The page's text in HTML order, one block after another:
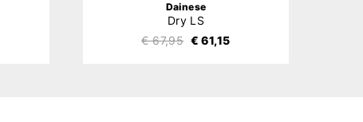
Dainese
Dry LS
€ 67,95 € 61,15